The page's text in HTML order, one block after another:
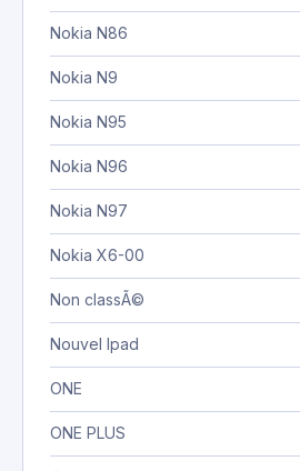
Nokia N86
Nokia N9
Nokia N95
Nokia N96
Nokia N97
Nokia X6-00
Non classÃ©
Nouvel Ipad
ONE
ONE PLUS